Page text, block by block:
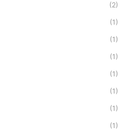
(2)
(1)
(1)
(1)
(1)
(1)
(1)
(1)